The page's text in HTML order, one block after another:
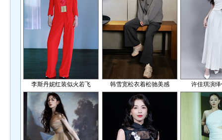
李斯丹妮红装似火若飞 韩雪宽松衣着松驰美感 许佳琪演